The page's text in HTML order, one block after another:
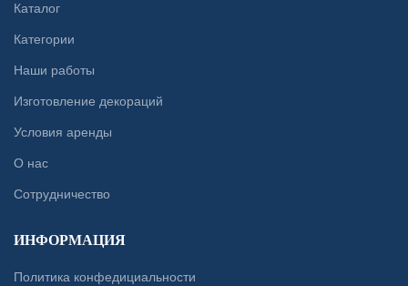
Каталог
Категории
Наши работы
Изготовление декораций
Условия аренды
О нас
Сотрудничество
ИНФОРМАЦИЯ
Политика конфедициальности